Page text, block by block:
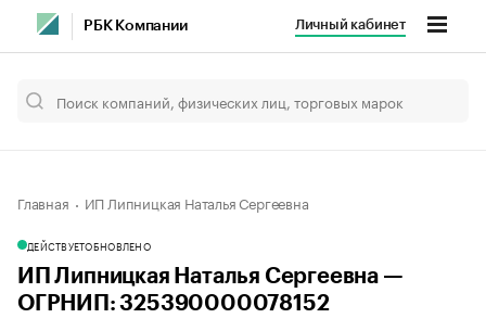
РБК Компании Личный кабинет
Главная ИП Липницкая Наталья Сергеевна
ДЕЙСТВУЕТОБНОВЛЕНО
ИП Липницкая Наталья Сергеевна —
ОГРНИП: 325390000078152